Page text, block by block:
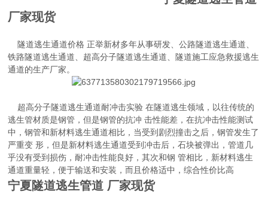
厂家现货
隧道逃生通道价格 正举新材多年从事研发、公路隧道逃生通道、
铁路隧道逃生通道、超高分子隧道逃生通道、隧道施工应急救援逃生
通道的生产厂家。
超高分子隧道逃生通道耐冲击实验 在隧道逃生领域，以往传统的
逃生管材质是钢管，但是钢管的抗冲 击性能差，在抗冲击性能测试
中，钢管和新材料逃生通道相比，当受到剧烈撞击之后，钢管发生了
严重变 形，但是新材料逃生通道受到冲击后，石块被弹出，管道几
乎没有受到损伤，耐冲击性能良好，其次和钢 管相比，新材料逃生
通道重量轻，便于输送和安装，而且价格适中，综合性价比高
宁夏隧道逃生管道 厂家现货